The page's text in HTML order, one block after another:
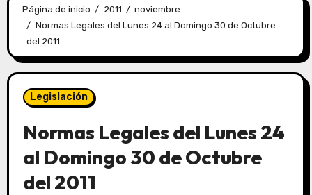
Página de inicio 2011
noviembre
Normas Legales del Lunes 24 al Domingo 30 de Octubre
del 2011
Legislación
Normas Legales del Lunes 24
al Domingo 30 de Octubre
del 2011